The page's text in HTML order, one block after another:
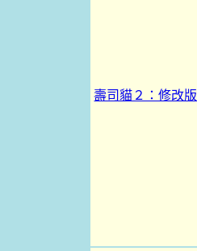
壽司貓２：修改版